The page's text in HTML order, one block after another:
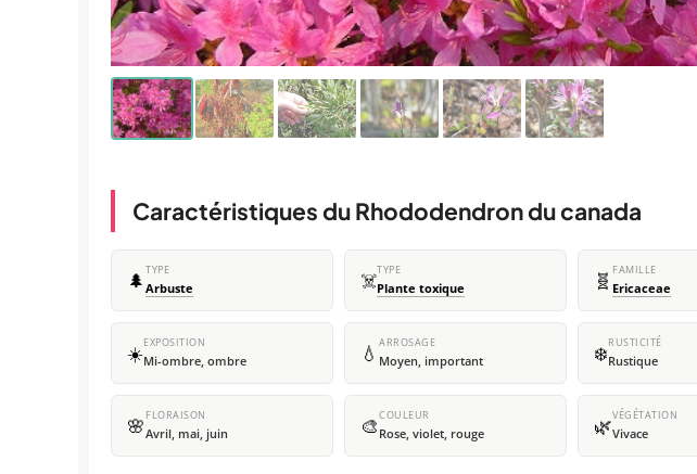
Caractéristiques du Rhododendron du canada
🌲 TYPE
Arbuste ☠️TYPE
Plante toxique 🧬 FAMILLE
Ericaceae
☀️EXPOSITION
Mi-ombre, ombre 💧 ARROSAGE
Moyen, important ❄️RUSTICITÉ
Rustique
🌸 FLORAISON
Avril, mai, juin 🎨COULEUR
Rose, violet, rouge 🌿VÉGÉTATION
Vivace